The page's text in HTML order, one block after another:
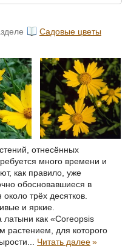
Садовые цветы
отнесённых
много времени и
как правило, уже
обосновавшиеся в
трёх десятков.
и яркие.
как «Coreopsis
растением, для которого
Читать далее»